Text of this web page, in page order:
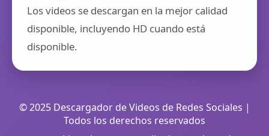
Los videos se descargan en la mejor calidad
disponible, incluyendo HD cuando está
disponible.
© 2025 Descargador de Videos de Redes Sociales |
Todos los derechos reservados